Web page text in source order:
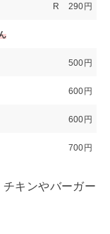
R 290円
500円
600円
600円
700円
キンやバーガー